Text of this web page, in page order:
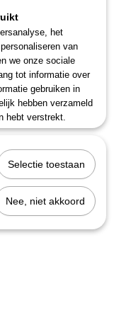
het
van
we onze sociale
tot informatie over
gebruiken in
hebben verzameld
hebt verstrekt.
Selectie toestaan
Nee, niet akkoord